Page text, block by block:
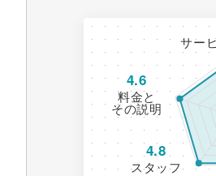
サー
スタッフ
4.8
料金と
その説明
4.6